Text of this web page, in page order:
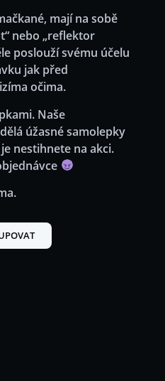
mají na sobě
nebo „reflektor
poslouží svému účelu
jak před
očima.
Naše
dělá úžasné samolepky
nestihnete na akci.